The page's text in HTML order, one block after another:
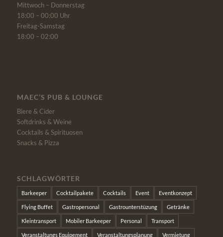
Mittwoch – Donnerstag
18:00 – 00:00 Uhr
Freitag-Samstag
18:00 – 02:00
MAEC’S PUB & LOUNGE
Biere & Cider
Softdrinks & Weine
Cocktails & Spirituosen
Snacks & Pizza
SCHLAGWÖRTER
Barkeeper Cocktailpakete Cocktails Event Eventkonzept
Flying Buffet Gastropersonal Gastrounterstüzung Getränke
Kleintransport Mobiler Barkeeper Personal Transport
Veranstaltungs Equipement Veranstaltungsplanung Vermietung